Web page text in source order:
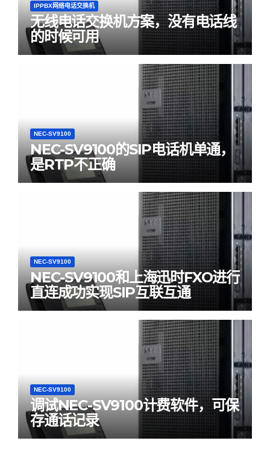
IPPBX网络电话交换机
无线电话交换机方案，没有电话线
的时候可用
NEC-SV9100
NEC-SV9100的SIP电话机单通，
是RTP不正确
NEC-SV9100
NEC-SV9100和上海迅时FXO进行
直连成功实现SIP互联互通
NEC-SV9100
调试NEC-SV9100计费软件，可保
存通话记录